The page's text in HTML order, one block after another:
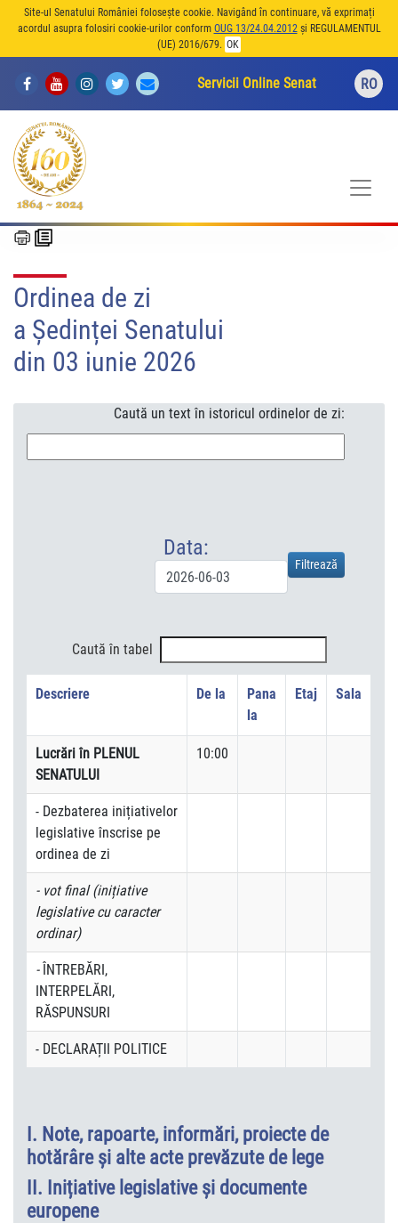
Site-ul Senatului României folosește cookie. Navigând în continuare, vă exprimați
acordul asupra folosiri cookie-urilor conform OUG 13/24.04.2012și REGULAMENTUL
(UE) 2016/679. OK
Servicii Online Senat RO
Ordinea de zi
a Ședinței Senatului
din 03 iunie 2026
Caută un text în istoricul ordinelor de zi:
Data:
Caută în tabel
Descriere De la
Pana
la
Etaj Sala
Lucrări în PLENUL
SENATULUI
10:00
- Dezbaterea inițiativelor
legislative înscrise pe
ordinea de zi
- vot final (inițiative
legislative cu caracter
ordinar)
- ÎNTREBĂRI,
INTERPELĂRI,
RĂSPUNSURI
- DECLARAȚII POLITICE
I. Note, rapoarte, informări, proiecte de
hotărâre şi alte acte prevăzute de lege
II. Inițiative legislative și documente
europene